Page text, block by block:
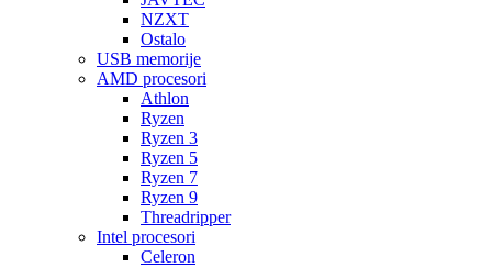
NZXT
Ostalo
USB memorije
AMD procesori
Athlon
Ryzen
Ryzen 3
Ryzen 5
Ryzen 7
Ryzen 9
Threadripper
Intel procesori
Celeron